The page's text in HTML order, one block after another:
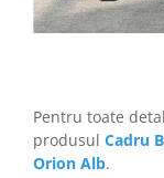
Pentru toate
produsul Cadru
Orion Alb.